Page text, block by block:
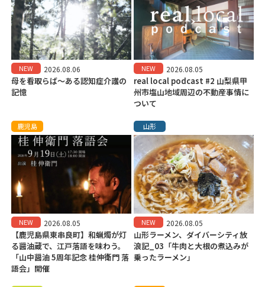
NEW 2026.08.06
母を看取らば～ある認知症介護の
記憶
NEW 2026.08.05
real local podcast #2 山梨県甲
州市塩山地域周辺の不動産事情に
ついて
鹿児島
NEW 2026.08.05
【鹿児島県東串良町】和蝋燭が灯
る醤油蔵で、江戸落語を味わう。
「山中醤油 5周年記念 桂伸衛門 落
語会」開催
山形
NEW 2026.08.05
山形ラーメン、ダイバーシティ放
浪記_03「牛肉と大根の煮込みが
乗ったラーメン」